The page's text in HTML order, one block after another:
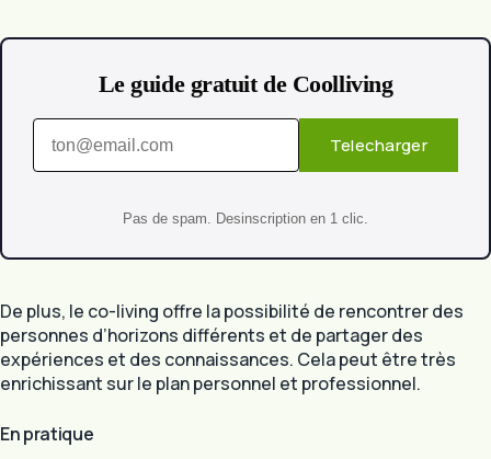
Le guide gratuit de Coolliving
Telecharger
Pas de spam. Desinscription en 1 clic.
De plus, le co-living offre la possibilité de rencontrer des
personnes d’horizons différents et de partager des
expériences et des connaissances. Cela peut être très
enrichissant sur le plan personnel et professionnel.
En pratique